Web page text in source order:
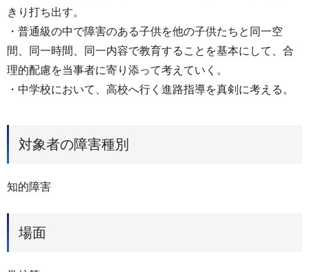
きり打ち出す。
・普通級の中で障害のある子供を他の子供たちと同一空
間、同一時間、同一内容で教育することを基本にして、合
理的配慮を当事者に寄り添って考えていく。
・中学校において、高校へ行く進路指導を真剣に考える。
対象者の障害種別
知的障害
場面